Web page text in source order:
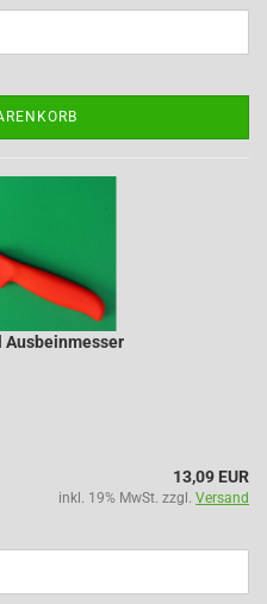
Ausbeinmesser
13,09 EUR
inkl. 19% MwSt. zzgl. Versand